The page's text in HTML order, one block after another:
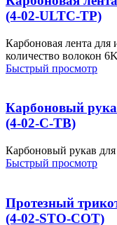
(4-02-ULTC-TP)
Карбоновая лента для
количество волокон 6K
Быстрый просмотр
Карбоновый
(4-02-C-TB)
Карбоновый рукав для
Быстрый просмотр
Протезный
(4-02-STO-COT)